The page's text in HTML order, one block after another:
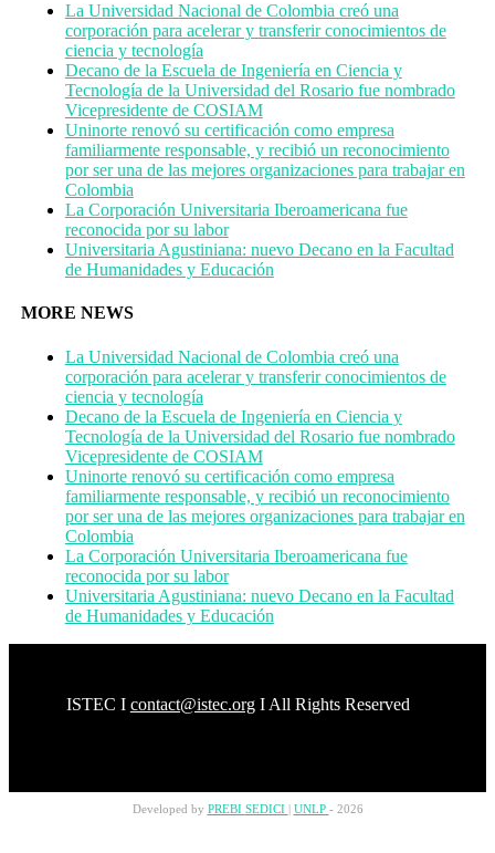
La Universidad Nacional de Colombia creó una
corporación para acelerar y transferir conocimientos de
ciencia y tecnología
Decano de la Escuela de Ingeniería en Ciencia y
Tecnología de la Universidad del Rosario fue nombrado
Vicepresidente de COSIAM
Uninorte renovó su certificación como empresa
familiarmente responsable, y recibió un reconocimiento
por ser una de las mejores organizaciones para trabajar en
Colombia
La Corporación Universitaria Iberoamericana fue
reconocida por su labor
Universitaria Agustiniana: nuevo Decano en la Facultad
de Humanidades y Educación
MORE NEWS
La Universidad Nacional de Colombia creó una
corporación para acelerar y transferir conocimientos de
ciencia y tecnología
Decano de la Escuela de Ingeniería en Ciencia y
Tecnología de la Universidad del Rosario fue nombrado
Vicepresidente de COSIAM
Uninorte renovó su certificación como empresa
familiarmente responsable, y recibió un reconocimiento
por ser una de las mejores organizaciones para trabajar en
Colombia
La Corporación Universitaria Iberoamericana fue
reconocida por su labor
Universitaria Agustiniana: nuevo Decano en la Facultad
de Humanidades y Educación
ISTEC I contact@istec.orgI All Rights Reserved
Developed by PREBI SEDICI UNLP - 2026